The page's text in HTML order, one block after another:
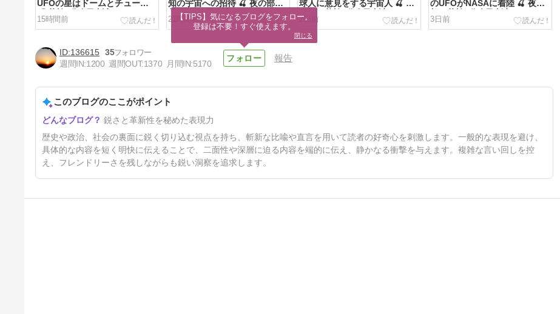
UFOの星はドームとチューブ
🍒 英検3分自己判定
15時間前
知の宇宙への招待 🍒 夜の部・
英検3分自己判定
21時間前
球人に意見をする宇宙人 🍒 夜
2日前
のUFOがNASAに着陸 🍒 夜の
部・英検3分自己判定
3日前
🌸 新作「二人の宇宙」(30)
UFOとの実況中継 🍒 夜の部・
4日前
136615 35
週間IN:1200 週間OUT:1370 月間IN:5170
報告
このブログのここがポイント
鋭さと革新性を秘めた表現力
歴史や政治、社会の裏面に鋭く切り込む視点を持ち、斬新な比喩や直言を用いて読者の好奇心を刺激します。一般的な表現を避け、
具体的な内容を短く明快に伝えることで、二面性や深層に迫る内容を端的に伝え、静かなる衝撃を与えます。複雑な言い回しを控
え、フレンドリーさを残しながらも鋭い洞察を追求します。
【TIPS】気になるブログをフォロー。
登録は不要！すぐ使えます。
閉じる